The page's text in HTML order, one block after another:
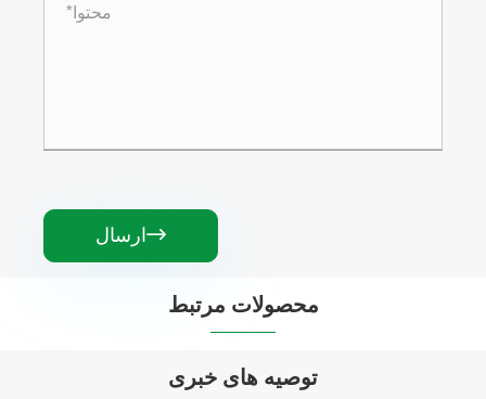
ارسال
محصولات مرتبط
توصیه های خبری